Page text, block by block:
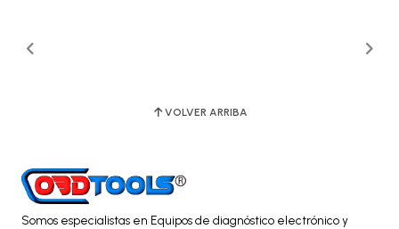
VOLVER ARRIBA
Somos especialistas en Equipos de diagnóstico electrónico y